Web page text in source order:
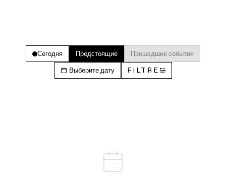
Сегодня Предстоящие Прошедшие события
Выберите дату FILTRE